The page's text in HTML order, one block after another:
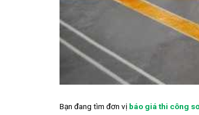
Bạn đang tìm đơn vị báo giá thi công